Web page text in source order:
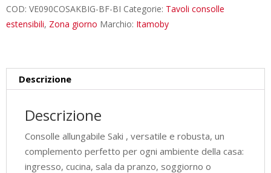
Saki
bianco
COD: VE090COSAKBIG-BF-BI Categorie: Tavoli consolle
estensibili, Zona giorno Marchio: Itamoby
Descrizione
Descrizione
Consolle allungabile Saki , versatile e robusta, un
complemento perfetto per ogni ambiente della casa:
ingresso, cucina, sala da pranzo, soggiorno o